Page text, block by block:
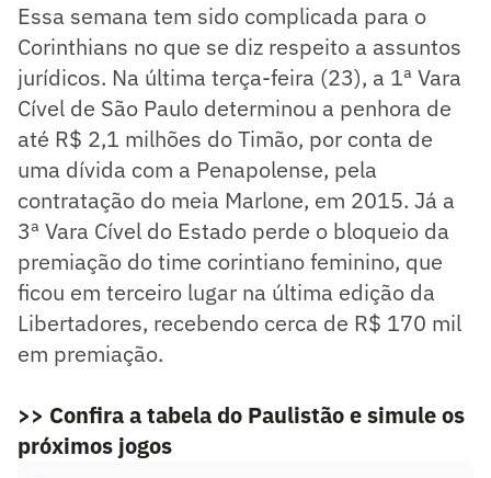
Essa semana tem sido complicada para o
Corinthians no que se diz respeito a assuntos
jurídicos. Na última terça-feira (23), a 1ª Vara
Cível de São Paulo determinou a penhora de
até R$ 2,1 milhões do Timão, por conta de
uma dívida com a Penapolense, pela
contratação do meia Marlone, em 2015. Já a
3ª Vara Cível do Estado perde o bloqueio da
premiação do time corintiano feminino, que
ficou em terceiro lugar na última edição da
Libertadores, recebendo cerca de R$ 170 mil
em premiação.
>> Confira a tabela do Paulistão e simule os
próximos jogos